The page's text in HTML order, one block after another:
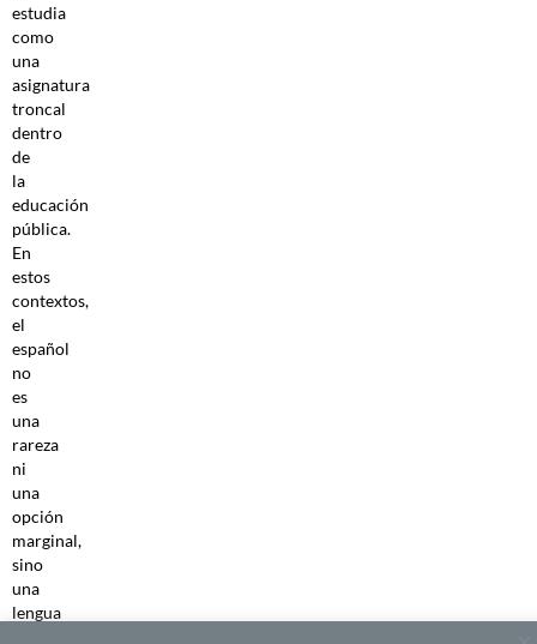
estudia
como
una
asignatura
troncal
dentro
de
la
educación
pública.
En
estos
contextos,
el
español
no
es
una
rareza
ni
una
opción
marginal,
sino
una
lengua